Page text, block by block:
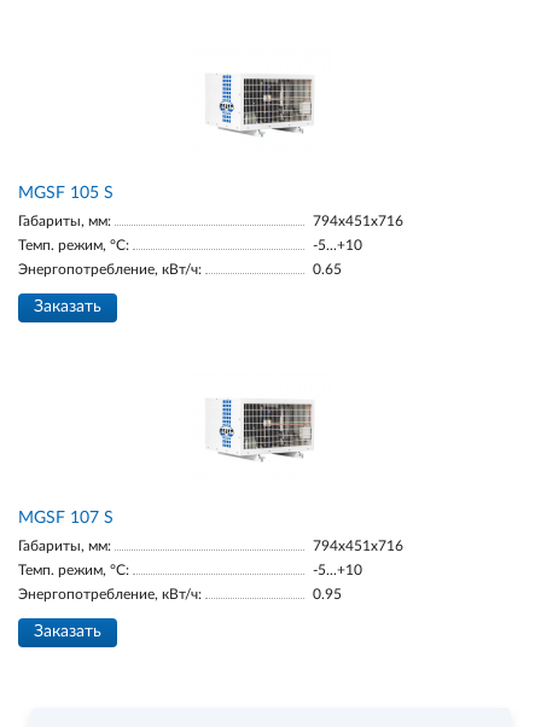
МGSF 105 S
Габариты, мм:
794x451x716
Темп. режим, °С:
-5...+10
Энергопотребление, кВт/ч:
0.65
Заказать
MGSF 107 S
Габариты, мм:
794x451x716
Темп. режим, °С:
-5...+10
Энергопотребление, кВт/ч:
0.95
Заказать